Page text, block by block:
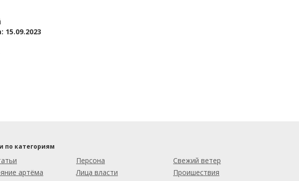
по категориям
артёма
Персона
Лица власти
Свежий ветер
Проишествия